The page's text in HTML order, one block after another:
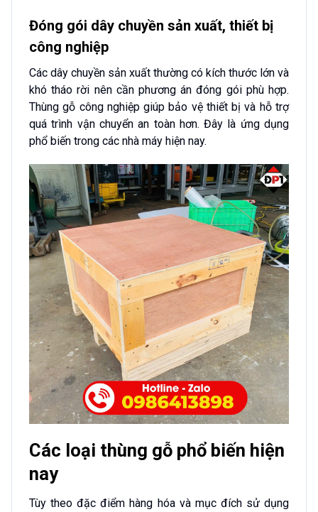
Đóng gói dây chuyền sản xuất, thiết bị
công nghiệp
Các dây chuyền sản xuất thường có kích thước lớn và
khó tháo rời nên cần phương án đóng gói phù hợp.
Thùng gỗ công nghiệp giúp bảo vệ thiết bị và hỗ trợ
quá trình vận chuyển an toàn hơn. Đây là ứng dụng
phổ biến trong các nhà máy hiện nay.
Các loại thùng gỗ phổ biến hiện
nay
Tùy theo đặc điểm hàng hóa và mục đích sử dụng